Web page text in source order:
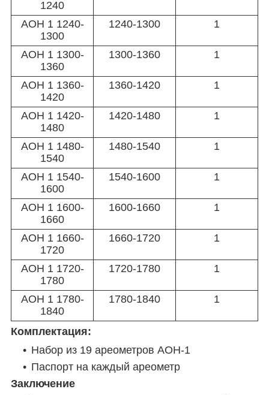
1240
АОН 1 1240-
1300
1240-1300 1
АОН 1 1300-
1360
1300-1360 1
АОН 1 1360-
1420
1360-1420 1
АОН 1 1420-
1480
1420-1480 1
АОН 1 1480-
1540
1480-1540 1
АОН 1 1540-
1600
1540-1600 1
АОН 1 1600-
1660
1600-1660 1
АОН 1 1660-
1720
1660-1720 1
АОН 1 1720-
1780
1720-1780 1
АОН 1 1780-
1840
1780-1840 1
Комплектация:
Набор из 19 ареометров АОН-1
Паспорт на каждый ареометр
Заключение